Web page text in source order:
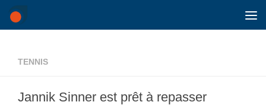
Skip to content
TENNIS
Jannik Sinner est prêt à repasser